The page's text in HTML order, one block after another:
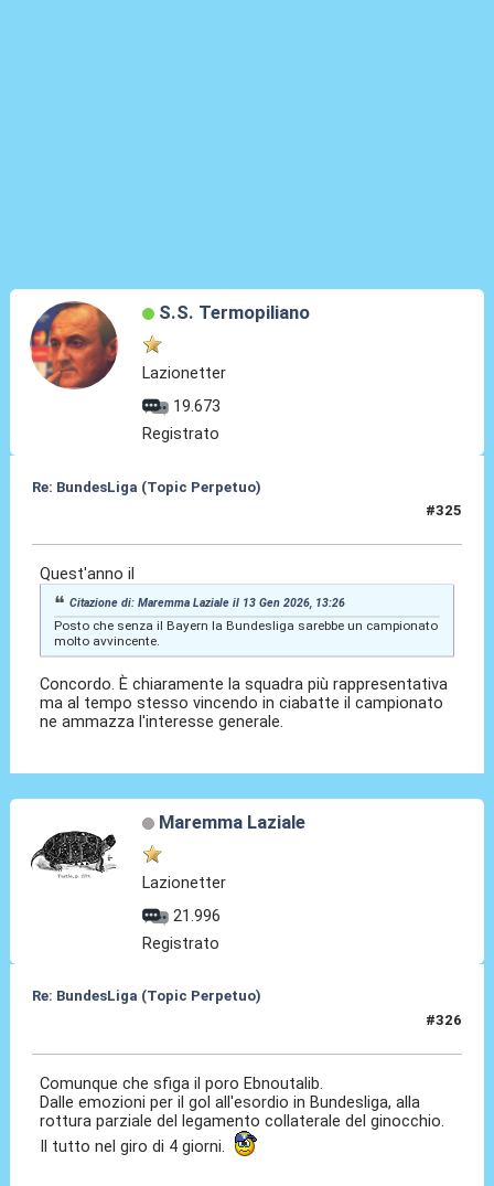
S.S. Termopiliano
Lazionetter
19.673
Registrato
Re: BundesLiga (Topic Perpetuo)
#325
Quest'anno il
Citazione di: Maremma Laziale il 13 Gen 2026, 13:26
Posto che senza il Bayern la Bundesliga sarebbe un campionato
molto avvincente.
Concordo. È chiaramente la squadra più rappresentativa
ma al tempo stesso vincendo in ciabatte il campionato
ne ammazza l'interesse generale.
Maremma Laziale
Lazionetter
21.996
Registrato
Re: BundesLiga (Topic Perpetuo)
#326
Comunque che sfiga il poro Ebnoutalib.
Dalle emozioni per il gol all'esordio in Bundesliga, alla
rottura parziale del legamento collaterale del ginocchio.
Il tutto nel giro di 4 giorni.